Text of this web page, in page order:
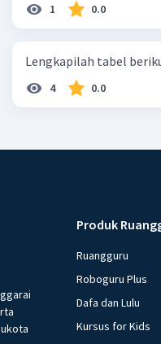
1 0.0
Lengkapilah tabel
4 0.0
Produk
Ruangguru
Roboguru Plus
Dafa dan Lulu
Kursus for Kids